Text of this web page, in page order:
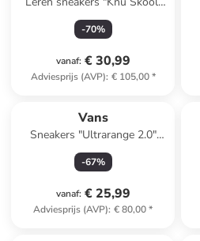
wit
-70%
vanaf: € 30,99
Adviesprijs (AVP): € 105,00*
Vans
Sneakers "Ultrarange 2.0"
zwart
-67%
vanaf: € 25,99
Adviesprijs (AVP): € 80,00*